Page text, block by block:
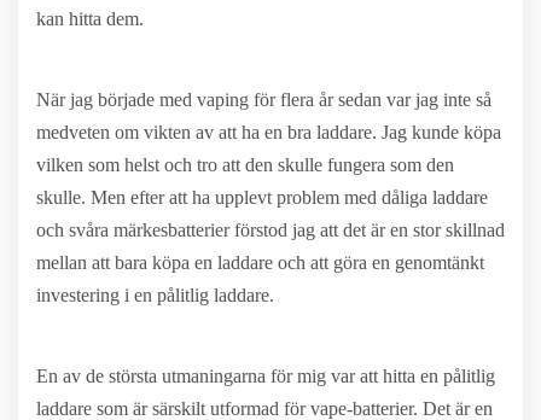
kan hitta dem.
När jag började med vaping för flera år sedan var jag inte så
medveten om vikten av att ha en bra laddare. Jag kunde köpa
vilken som helst och tro att den skulle fungera som den
skulle. Men efter att ha upplevt problem med dåliga laddare
och svåra märkesbatterier förstod jag att det är en stor skillnad
mellan att bara köpa en laddare och att göra en genomtänkt
investering i en pålitlig laddare.
En av de största utmaningarna för mig var att hitta en pålitlig
laddare som är särskilt utformad för vape-batterier. Det är en